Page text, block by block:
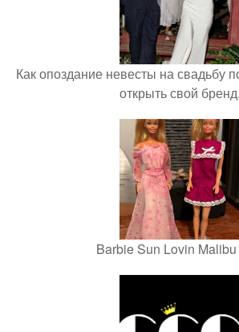
Как опоздание невесты на свадьбу
открыть свой бренд.
Barbie Sun Lovin Malibu